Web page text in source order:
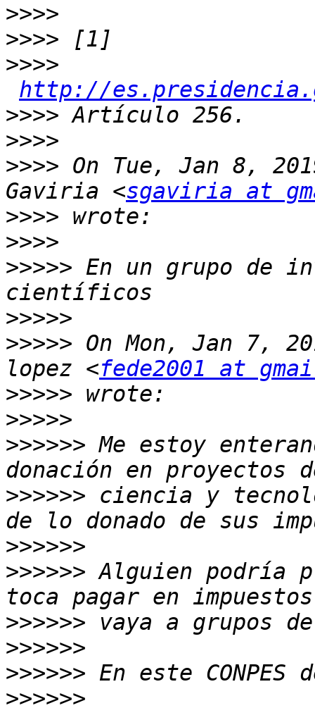
>>>>
>>>>
>>>>
http://
>>>>
>>>>
>>>> On Tue, Jan 8,
Gaviria <sgaviria at
>>>>
>>>>
>>>>> En un grupo de
>>>>>
>>>>> On Mon, Jan 7,
lopez <fede2001 at
>>>>>
>>>>>
>>>>>> Me estoy
>>>>>> ciencia y
>>>>>>
>>>>>> Alguien podría
>>>>>>
>>>>>>
>>>>>>
>>>>>>